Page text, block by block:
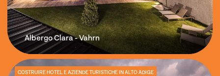
Albergo Clara - Vahrn
COSTRUIRE HOTEL E AZIENDE TURISTICHE IN ALTO ADIGE